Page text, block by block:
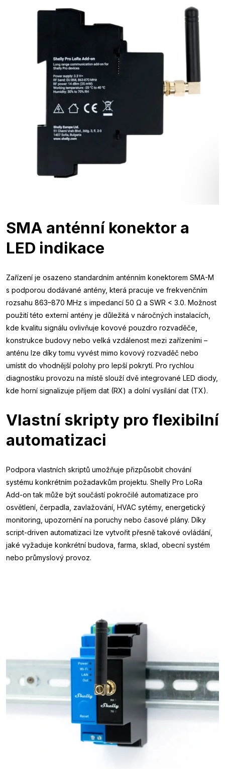
SMA anténní konektor a
LED indikace
Zařízení je osazeno standardním anténním konektorem SMA-M
s podporou dodávané antény, která pracuje ve frekvenčním
rozsahu 863–870 MHz s impedancí 50 Ω a SWR < 3.0. Možnost
použití této externí antény je důležitá v náročných instalacích,
kde kvalitu signálu ovlivňuje kovové pouzdro rozvaděče,
konstrukce budovy nebo velká vzdálenost mezi zařízeními –
anténu lze díky tomu vyvést mimo kovový rozvaděč nebo
umístit do vhodnější polohy pro lepší pokrytí. Pro rychlou
diagnostiku provozu na místě slouží dvě integrované LED diody,
kde horní signalizuje příjem dat (RX) a dolní vysílání dat (TX).
Vlastní skripty pro flexibilní
automatizaci
Podpora vlastních skriptů umožňuje přizpůsobit chování
systému konkrétním požadavkům projektu. Shelly Pro LoRa
Add-on tak může být součástí pokročilé automatizace pro
osvětlení, čerpadla, zavlažování, HVAC sytémy, energetický
monitoring, upozornění na poruchy nebo časové plány. Díky
script-driven automatizaci lze vytvořit přesně takové ovládání,
jaké vyžaduje konkrétní budova, farma, sklad, obecní systém
nebo průmyslový provoz.